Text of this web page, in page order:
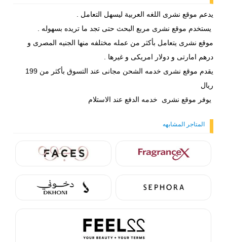
يدعم موقع نشرى اللغه العربية ليسهل التعامل .
يستخدم موقع نشرى مربع البحث حتى تجد ما تريده بسهوله .
موقع نشرى يتعامل بأكثر من عمله مختلفه منها الجنيه المصرى و
درهم امارتى و دولار امريكى و غيرها .
يقدم موقع نشرى خدمه الشحن مجانى عند التسوق بأكثر من 199
ريال
يوفر موقع نشرى خدمه الدفع عند الاستلام
المتاجر المشابهه